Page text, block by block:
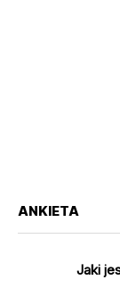
ANKIETA
Jaki